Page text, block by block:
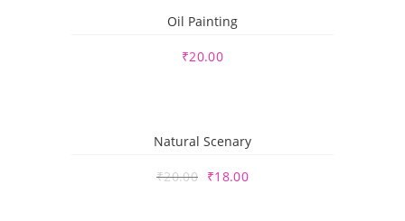
Oil Painting
₹20.00
Natural Scenary
₹20.00 ₹18.00